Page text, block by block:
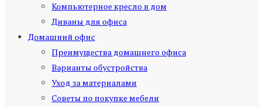
Компьютерное кресло в дом
Диваны для офиса
Домашний офис
Преимущества домашнего офиса
Варианты обустройства
Уход за материалами
Советы по покупке мебели